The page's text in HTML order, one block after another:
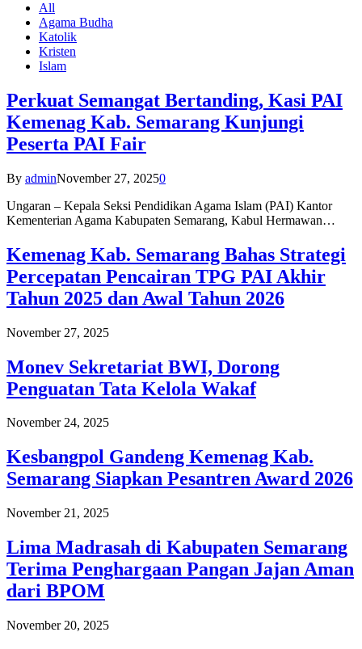
All
Agama Budha
Katolik
Kristen
Islam
Perkuat Semangat Bertanding, Kasi PAI
Kemenag Kab. Semarang Kunjungi
Peserta PAI Fair
By adminNovember 27, 20250
Ungaran – Kepala Seksi Pendidikan Agama Islam (PAI) Kantor
Kementerian Agama Kabupaten Semarang, Kabul Hermawan…
Kemenag Kab. Semarang Bahas Strategi
Percepatan Pencairan TPG PAI Akhir
Tahun 2025 dan Awal Tahun 2026
November 27, 2025
Monev Sekretariat BWI, Dorong
Penguatan Tata Kelola Wakaf
November 24, 2025
Kesbangpol Gandeng Kemenag Kab.
Semarang Siapkan Pesantren Award 2026
November 21, 2025
Lima Madrasah di Kabupaten Semarang
Terima Penghargaan Pangan Jajan Aman
dari BPOM
November 20, 2025